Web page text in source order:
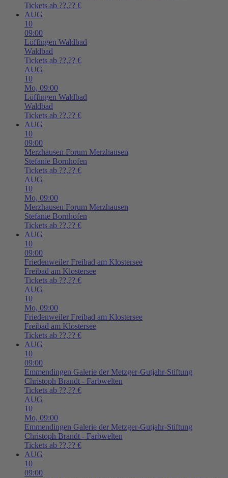
Tickets ab ??,?? €
AUG
10
09:00
Löffingen Waldbad
Waldbad
Tickets ab ??,?? €
AUG
10
Mo, 09:00
Löffingen Waldbad
Waldbad
Tickets ab ??,?? €
AUG
10
09:00
Merzhausen Forum Merzhausen
Stefanie Bornhofen
Tickets ab ??,?? €
AUG
10
Mo, 09:00
Merzhausen Forum Merzhausen
Stefanie Bornhofen
Tickets ab ??,?? €
AUG
10
09:00
Friedenweiler Freibad am Klostersee
Freibad am Klostersee
Tickets ab ??,?? €
AUG
10
Mo, 09:00
Friedenweiler Freibad am Klostersee
Freibad am Klostersee
Tickets ab ??,?? €
AUG
10
09:00
Emmendingen Galerie der Metzger-Gutjahr-Stiftung
Christoph Brandt - Farbwelten
Tickets ab ??,?? €
AUG
10
Mo, 09:00
Emmendingen Galerie der Metzger-Gutjahr-Stiftung
Christoph Brandt - Farbwelten
Tickets ab ??,?? €
AUG
10
09:00